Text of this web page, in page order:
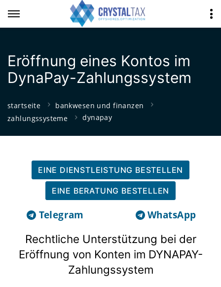
Eröffnung eines Kontos im
DynaPay-Zahlungssystem
startseite
bankwesen und finanzen
zahlungssysteme
dynapay
EINE DIENSTLEISTUNG BESTELLEN
EINE BERATUNG BESTELLEN
Telegram WhatsApp
Rechtliche Unterstützung bei der
Eröffnung von Konten im DYNAPAY-
Zahlungssystem